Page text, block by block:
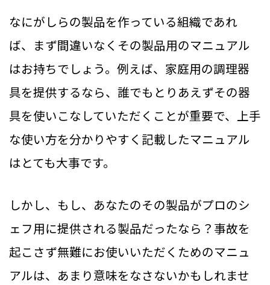
なにがしらの製品を作っている組織であれ
ば、まず間違いなくその製品用のマニュアル
はお持ちでしょう。例えば、家庭用の調理器
具を提供するなら、誰でもとりあえずその器
具を使いこなしていただくことが重要で、上手
な使い方を分かりやすく記載したマニュアル
はとても大事です。
しかし、もし、あなたのその製品がプロのシ
ェフ用に提供される製品だったなら？事故を
起こさず無難にお使いいただくためのマニュ
アルは、あまり意味をなさないかもしれませ